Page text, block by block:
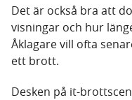
Det är också bra att
visningar och hur
Åklagare vill ofta
ett brott.
Desken på it-